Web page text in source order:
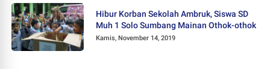
Hibur Korban Sekolah Ambruk, Siswa SD
Muh 1 Solo Sumbang Mainan Othok-othok
Kamis, November 14, 2019